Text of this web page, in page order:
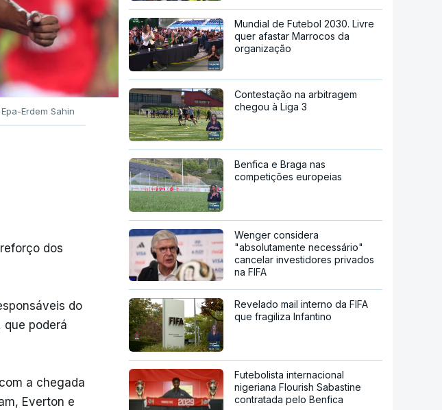
Epa-Erdem Sahin
dos
do
poderá
a chegada
Everton e
Mundial de Futebol 2030. Livre
quer afastar Marrocos da
organização
Contestação na arbitragem
chegou à Liga 3
Benfica e Braga nas
competições europeias
Wenger considera
"absolutamente necessário"
cancelar investidores privados
na FIFA
Revelado mail interno da FIFA
que fragiliza Infantino
Futebolista internacional
nigeriana Flourish Sabastine
contratada pelo Benfica